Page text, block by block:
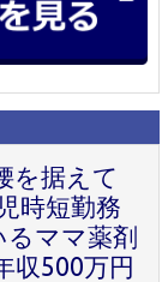
を据えて
時短勤務
ママ薬剤
収500万円